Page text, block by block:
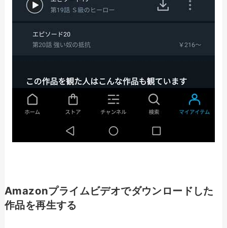
Amazonプライムビデオでダウンロードした
作品を再生する